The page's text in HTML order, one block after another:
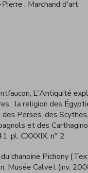
Pierre : Marchand d'art
L'Antiquité
: la religion des
Perses, des
et des
pl. CXXXIX, n° 2
chanoine Pichony
Musée Calvet (inv.